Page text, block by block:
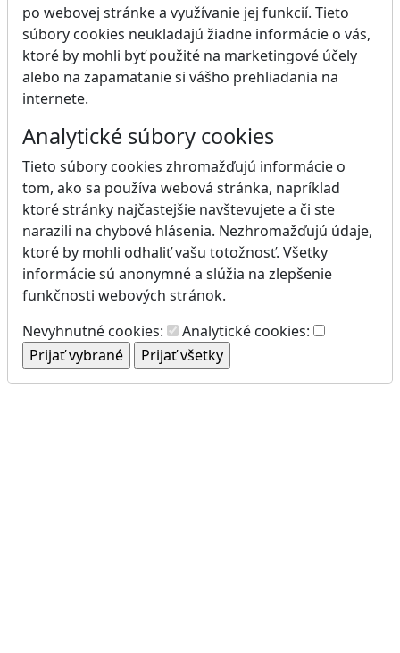
po webovej stránke a využívanie jej funkcií. Tieto
súbory cookies neukladajú žiadne informácie o vás,
ktoré by mohli byť použité na marketingové účely
alebo na zapamätanie si vášho prehliadania na
internete.
Analytické súbory cookies
Tieto súbory cookies zhromažďujú informácie o
tom, ako sa používa webová stránka, napríklad
ktoré stránky najčastejšie navštevujete a či ste
narazili na chybové hlásenia. Nezhromažďujú údaje,
ktoré by mohli odhaliť vašu totožnosť. Všetky
informácie sú anonymné a slúžia na zlepšenie
funkčnosti webových stránok.
Nevyhnutné cookies:
Analytické cookies: